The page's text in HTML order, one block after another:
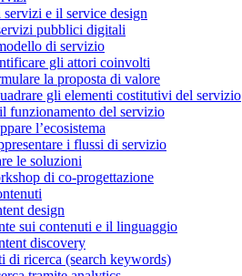
servizi e il service design
pubblici digitali
di servizio
gli attori coinvolti
la proposta di valore
gli elementi costitutivi del servizio
funzionamento del servizio
l’ecosistema
i flussi di servizio
le soluzioni
di co-progettazione
design
sui contenuti e il linguaggio
discovery
di ricerca (search keywords)